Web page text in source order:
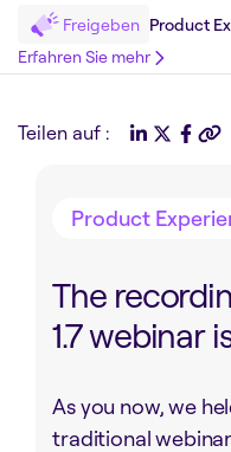
Freigeben Product
Erfahren Sie mehr
Teilen auf :
Product
The
1.7 webinar
As you now, we
traditional